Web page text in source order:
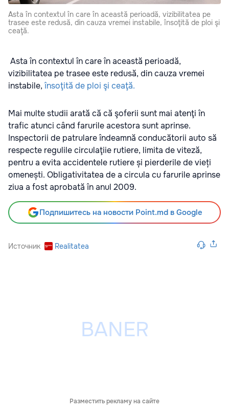
Asta în contextul în care în această perioadă, vizibilitatea pe
trasee este redusă, din cauza vremei instabile, însoţită de ploi şi
ceaţă.
Asta în contextul în care în această perioadă,
vizibilitatea pe trasee este redusă, din cauza vremei
instabile,însoţită de ploi şi ceaţă.
Mai multe studii arată că că şoferii sunt mai atenţi în
trafic atunci când farurile acestora sunt aprinse.
Inspectorii de patrulare îndeamnă conducătorii auto să
respecte regulile circulaţiie rutiere, limita de viteză,
pentru a evita accidentele rutiere și pierderile de vieți
omenești. Obligativitatea de a circula cu farurile aprinse
ziua a fost aprobată în anul 2009.
Подпишитесь на новости Point.md в Google
Источник Realitatea
Разместить рекламу на сайте